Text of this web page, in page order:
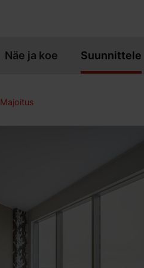
Näe ja koe Suunnittele
Majoitus